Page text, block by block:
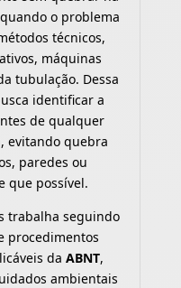
o problema
técnicos,
máquinas
tubulação. Dessa
identificar a
de qualquer
evitando quebra
paredes ou
que possível.
trabalha seguindo
procedimentos
daABNT,
ambientais